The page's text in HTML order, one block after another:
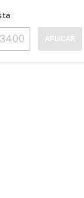
APLICAR